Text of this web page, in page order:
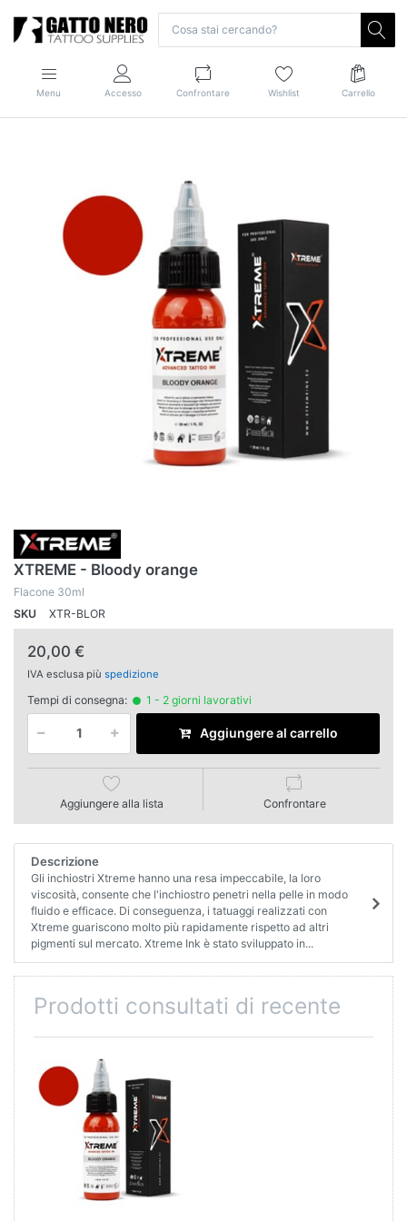
Menu Accesso Confrontare Wishlist Carrello
XTREME - Bloody orange
Flacone 30ml
SKU
XTR-BLOR
20,00 €
IVA esclusa più spedizione
Tempi di consegna: 1 - 2 giorni lavorativi
Aggiungere al carrello
Aggiungere alla lista Confrontare
Descrizione
Gli inchiostri Xtreme hanno una resa impeccabile, la loro
viscosità, consente che l'inchiostro penetri nella pelle in modo
fluido e efficace. Di conseguenza, i tatuaggi realizzati con
Xtreme guariscono molto più rapidamente rispetto ad altri
pigmenti sul mercato. Xtreme Ink è stato sviluppato in...
Prodotti consultati di recente